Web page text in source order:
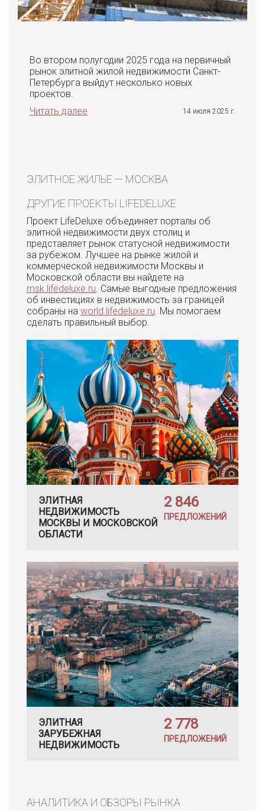
Во втором полугодии 2025 года на первичный
рынок элитной жилой недвижимости Санкт-
Петербурга выйдут несколько новых
проектов.
Читать далее
14 июля 2025 г.
ЭЛИТНОЕ ЖИЛЬЕ — МОСКВА
ДРУГИЕ ПРОЕКТЫ LIFEDELUXE
Проект LifeDeluxe объединяет порталы об
элитной недвижимости двух столиц и
представляет рынок статусной недвижимости
за рубежом. Лучшее на рынке жилой и
коммерческой недвижимости Москвы и
Московской области вы найдете на
msk.lifedeluxe.ru . Самые выгодные предложения
об инвестициях в недвижимость за границей
собраны на world.lifedeluxe.ru . Мы помогаем
сделать правильный выбор.
ЭЛИТНАЯ
НЕДВИЖИМОСТЬ
МОСКВЫ И МОСКОВСКОЙ
ОБЛАСТИ
2 846
ПРЕДЛОЖЕНИЙ
ЭЛИТНАЯ
ЗАРУБЕЖНАЯ
НЕДВИЖИМОСТЬ
2 778
ПРЕДЛОЖЕНИЙ
АНАЛИТИКА И ОБЗОРЫ РЫНКА